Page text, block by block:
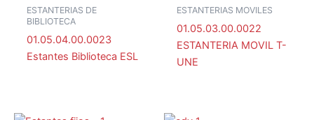
ESTANTERIAS DE
BIBLIOTECA
01.05.04.00.0023
Estantes Biblioteca ESL
ESTANTERIAS MOVILES
01.05.03.00.0022
ESTANTERIA MOVIL T-
UNE